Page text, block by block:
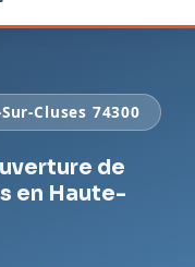
Cluses 74300
de
en Haute-